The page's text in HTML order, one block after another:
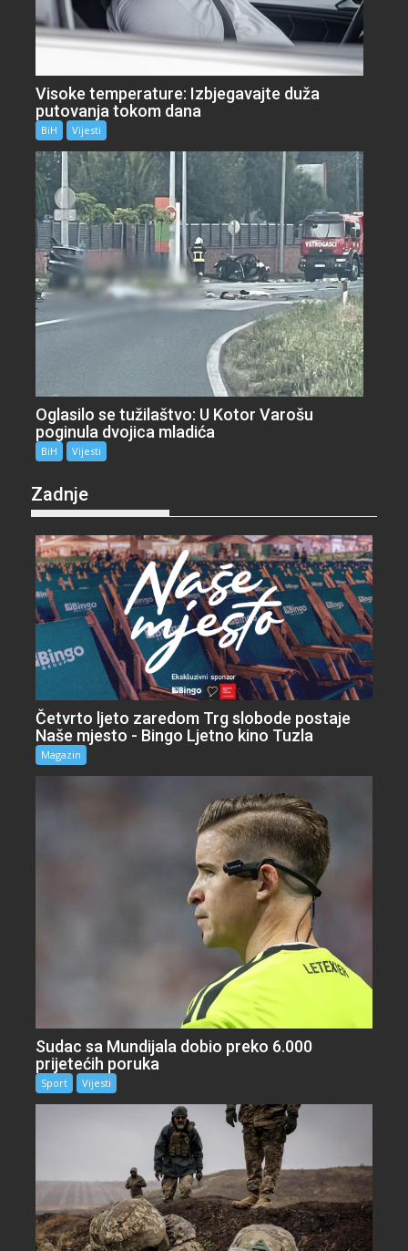
Visoke temperature: Izbjegavajte duža
putovanja tokom dana
BiH Vijesti
Oglasilo se tužilaštvo: U Kotor Varošu
poginula dvojica mladića
BiH Vijesti
Zadnje
Četvrto ljeto zaredom Trg slobode postaje
Naše mjesto - Bingo Ljetno kino Tuzla
Magazin
Sudac sa Mundijala dobio preko 6.000
prijetećih poruka
Sport Vijesti